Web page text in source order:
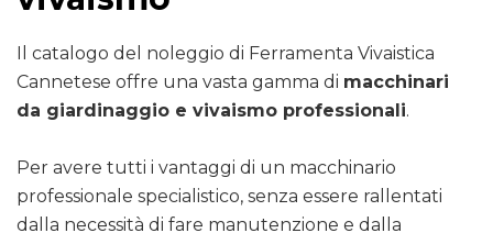
Il catalogo del noleggio di Ferramenta Vivaistica
Cannetese offre una vasta gamma di macchinari
da giardinaggio e vivaismo professionali.
Per avere tutti i vantaggi di un macchinario
professionale specialistico, senza essere rallentati
dalla necessità di fare manutenzione e dalla